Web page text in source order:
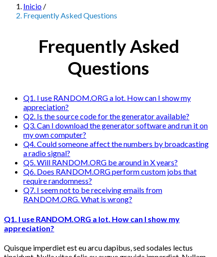
Inicio /
Frequently Asked Questions
Frequently Asked
Questions
Q1. I use RANDOM.ORG a lot. How can I show my
appreciation?
Q2. Is the source code for the generator available?
Q3. Can I download the generator software and run it on
my own computer?
Q4. Could someone affect the numbers by broadcasting
a radio signal?
Q5. Will RANDOM.ORG be around in X years?
Q6. Does RANDOM.ORG perform custom jobs that
require randomness?
Q7. I seem not to be receiving emails from
RANDOM.ORG. What is wrong?
Q1. I use RANDOM.ORG a lot. How can I show my
appreciation?
Quisque imperdiet est eu arcu dapibus, sed sodales lectus